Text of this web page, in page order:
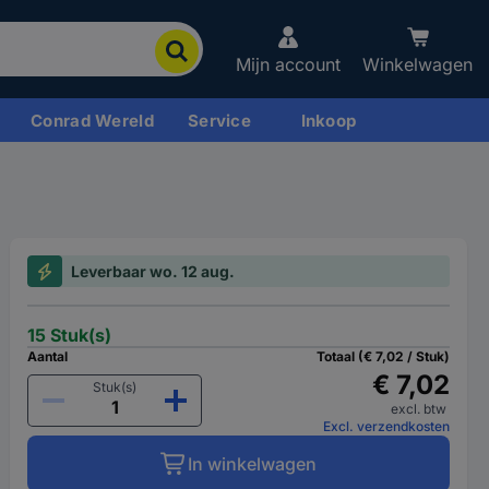
Mijn account Winkelwagen
Conrad Wereld Service Inkoop
Leverbaar wo. 12 aug.
15 Stuk(s)
Aantal
Stuk(s)
Totaal (€ 7,02 / Stuk)
€ 7,02
excl. btw
Excl. verzendkosten
In winkelwagen